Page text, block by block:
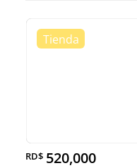
RD$ 520,000